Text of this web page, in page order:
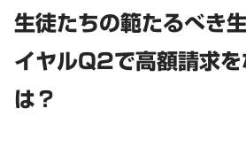
生徒たちの範たるべき
イヤルQ2で高額請求を
は？